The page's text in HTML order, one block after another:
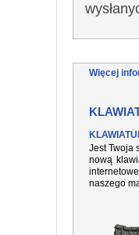
Więcej
Jest Twoja
nową
naszego